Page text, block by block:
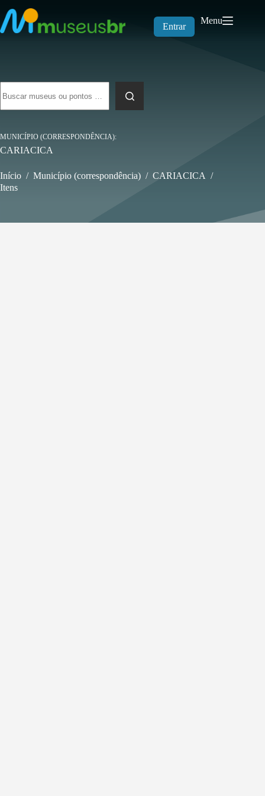
para
o
conteúdo
Entrar
Menu
resultados
MUNICÍPIO (CORRESPONDÊNCIA)
CARIACICA
Início / Município (correspondência) / CARIACICA /
Itens